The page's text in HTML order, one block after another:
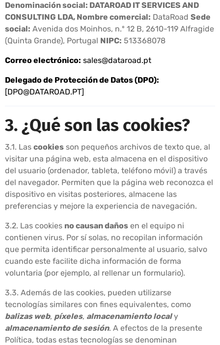
Denominación social: DATAROAD IT SERVICES AND
CONSULTING LDA, Nombre comercial: DataRoad Sede
social: Avenida dos Moinhos, n.º 12 B, 2610-119 Alfragide
(Quinta Grande), Portugal NIPC: 513368078
Correo electrónico: sales@dataroad.pt
Delegado de Protección de Datos (DPO):
[DPO@DATAROAD.PT]
3. ¿Qué son las cookies?
3.1. Las cookies son pequeños archivos de texto que, al
visitar una página web, esta almacena en el dispositivo
del usuario (ordenador, tableta, teléfono móvil) a través
del navegador. Permiten que la página web reconozca el
dispositivo en visitas posteriores, almacene las
preferencias y mejore la experiencia de navegación.
3.2. Las cookies no causan daños en el equipo ni
contienen virus. Por sí solas, no recopilan información
que permita identificar personalmente al usuario, salvo
cuando este facilite dicha información de forma
voluntaria (por ejemplo, al rellenar un formulario).
3.3. Además de las cookies, pueden utilizarse
tecnologías similares con fines equivalentes, como
balizas web, píxeles, almacenamiento localy
almacenamiento de sesión. A efectos de la presente
Política, todas estas tecnologías se denominan